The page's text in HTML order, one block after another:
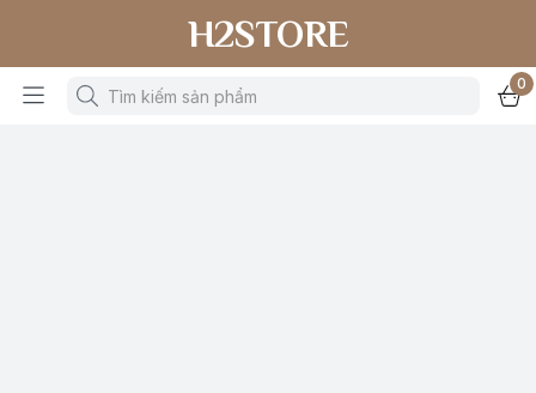
H2STORE
0